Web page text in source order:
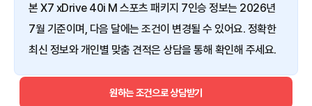
본 X7 xDrive 40i M 스포츠 패키지 7인승 정보는 2026년
7월 기준이며, 다음 달에는 조건이 변경될 수 있어요. 정확한
최신 정보와 개인별 맞춤 견적은 상담을 통해 확인해 주세요.
원하는 조건으로 상담받기